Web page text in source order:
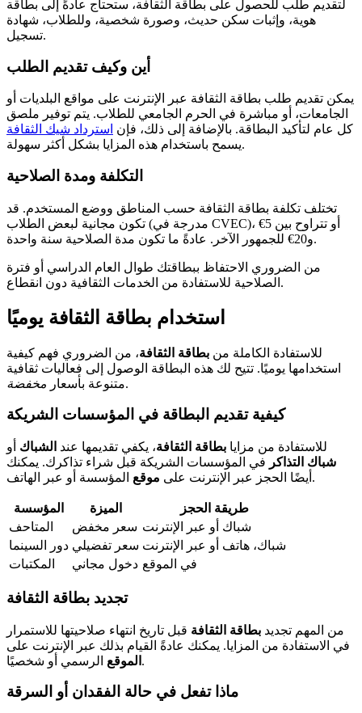
لتقديم طلب للحصول على بطاقة الثقافة، ستحتاج عادةً إلى بطاقة
هوية، وإثبات سكن حديث، وصورة شخصية، وللطلاب، شهادة
تسجيل.
أين وكيف تقديم الطلب
يمكن تقديم طلب بطاقة الثقافة عبر الإنترنت على مواقع البلديات أو
الجامعات، أو مباشرة في الحرم الجامعي للطلاب. يتم توفير ملصق
كل عام لتأكيد البطاقة. بالإضافة إلى ذلك، فإن استرداد شيك الثقافة
يسمح باستخدام هذه المزايا بشكل أكثر سهولة.
التكلفة ومدة الصلاحية
تختلف تكلفة بطاقة الثقافة حسب المناطق ووضع المستخدم. قد
تكون مجانية لبعض الطلاب (مدرجة في CVEC)، أو تتراوح بين 5€
و20€ للجمهور الآخر. عادةً ما تكون مدة الصلاحية سنة واحدة.
من الضروري الاحتفاظ ببطاقتك طوال العام الدراسي أو فترة
الصلاحية للاستفادة من الخدمات الثقافية دون انقطاع.
استخدام بطاقة الثقافة يوميًا
للاستفادة الكاملة من بطاقة الثقافة، من الضروري فهم كيفية
استخدامها يوميًا. تتيح لك هذه البطاقة الوصول إلى فعاليات ثقافية
متنوعة بأسعار مخفضة .
كيفية تقديم البطاقة في المؤسسات الشريكة
للاستفادة من مزايا بطاقة الثقافة، يكفي تقديمها عند الشباك أو
شباك التذاكر في المؤسسات الشريكة قبل شراء تذاكرك. يمكنك
أيضًا الحجز عبر الإنترنت على موقع المؤسسة أو عبر الهاتف.
المؤسسة الميزة
طريقة الحجز
المتاحف
سعر مخفض شباك أو عبر الإنترنت
دور السينما سعر تفضيلي شباك، هاتف أو عبر الإنترنت
المكتبات
دخول مجاني في الموقع
تجديد بطاقة الثقافة
من المهم تجديد بطاقة الثقافة قبل تاريخ انتهاء صلاحيتها للاستمرار
في الاستفادة من المزايا. يمكنك عادةً القيام بذلك عبر الإنترنت على
الموقع الرسمي أو شخصيًا.
ماذا تفعل في حالة الفقدان أو السرقة